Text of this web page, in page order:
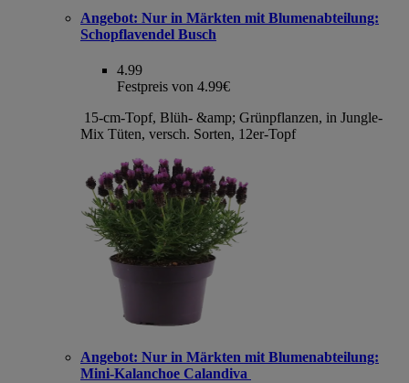
Angebot: Nur in Märkten mit Blumenabteilung:
Schopflavendel Busch
4.99
Festpreis von 4.99€
15-cm-Topf, Blüh- &amp; Grünpflanzen, in Jungle-
Mix Tüten, versch. Sorten, 12er-Topf
Angebot: Nur in Märkten mit Blumenabteilung:
Mini-Kalanchoe Calandiva